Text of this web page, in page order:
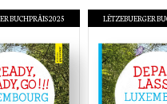
BUCHPRÄIS 2025 LËTZEBUERGER